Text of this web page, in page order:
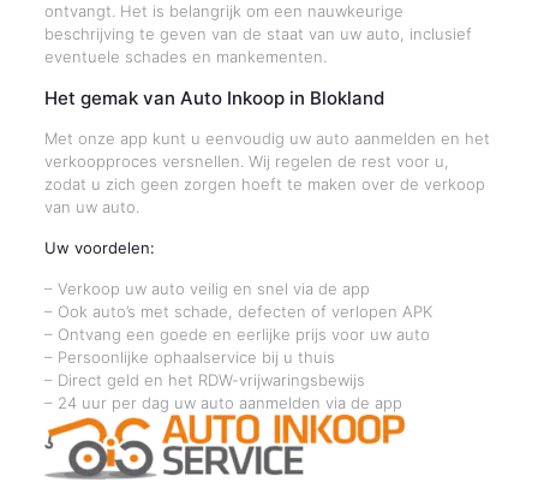
ontvangt. Het is belangrijk om een nauwkeurige
beschrijving te geven van de staat van uw auto, inclusief
eventuele schades en mankementen.
Het gemak van Auto Inkoop in Blokland
Met onze app kunt u eenvoudig uw auto aanmelden en het
verkoopproces versnellen. Wij regelen de rest voor u,
zodat u zich geen zorgen hoeft te maken over de verkoop
van uw auto.
Uw voordelen:
– Verkoop uw auto veilig en snel via de app
– Ook auto’s met schade, defecten of verlopen APK
– Ontvang een goede en eerlijke prijs voor uw auto
– Persoonlijke ophaalservice bij u thuis
– Direct geld en het RDW-vrijwaringsbewijs
– 24 uur per dag uw auto aanmelden via de app